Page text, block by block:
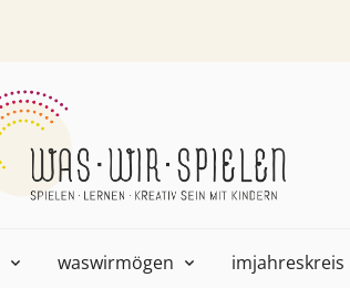
waswirmögen imjahreskreis